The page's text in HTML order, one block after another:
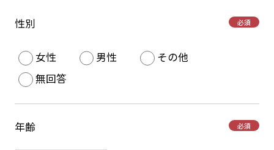
性別 必須
女性 男性
その他
無回答
年齢 必須